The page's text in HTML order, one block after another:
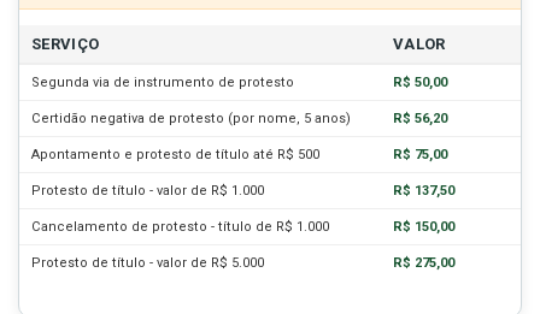
SERVIÇO VALOR
Segunda via de instrumento de protesto R$ 50,00
Certidão negativa de protesto (por nome, 5 anos) R$ 56,20
Apontamento e protesto de título até R$ 500 R$ 75,00
Protesto de título - valor de R$ 1.000 R$ 137,50
Cancelamento de protesto - título de R$ 1.000 R$ 150,00
Protesto de título - valor de R$ 5.000 R$ 275,00